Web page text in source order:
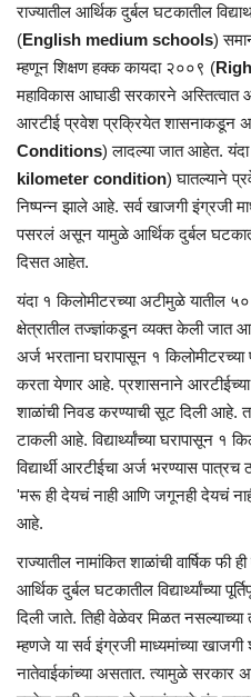
राज्यातील आर्थिक दुर्बल घटकातील
(English medium schools)
म्हणून शिक्षण हक्क कायदा २००९ (
महाविकास आघाडी सरकारने
आरटीई प्रवेश प्रक्रियेत शासनाकडून
Conditions) लादल्या जात आहेत.
kilometer condition) घातल्याने
निष्पन्न झाले आहे. सर्व खाजगी इंग्रजी
पसरलं असून यामुळे आर्थिक दुर्बल घटकातील
दिसत आहेत.
यंदा १ किलोमीटरच्या अटीमुळे यातील
क्षेत्रातील तज्ज्ञांकडून व्यक्त केली जात
अर्ज भरताना घरापासून १
करता येणार आहे. प्रशासनाने
शाळांची निवड करण्याची सूट दिली
टाकली आहे. विद्यार्थ्यांच्या घरापासून १
विद्यार्थी आरटीईचा अर्ज भरण्यास
'मरू ही देयचं नाही आणि जगूनही देयचं
आहे.
राज्यातील नामांकित शाळांची वार्षिक
आर्थिक दुर्बल घटकातील विद्यार्थ्यांच्या
दिली जाते. तिही वेळेवर मिळत
म्हणजे या सर्व इंग्रजी माध्यमांच्या खाजगी
नातेवाईकांच्या असतात. त्यामुळे सरकार